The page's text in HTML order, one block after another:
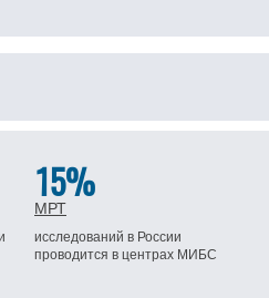
15%
МРТ
исследований в России
проводится в центрах МИБС